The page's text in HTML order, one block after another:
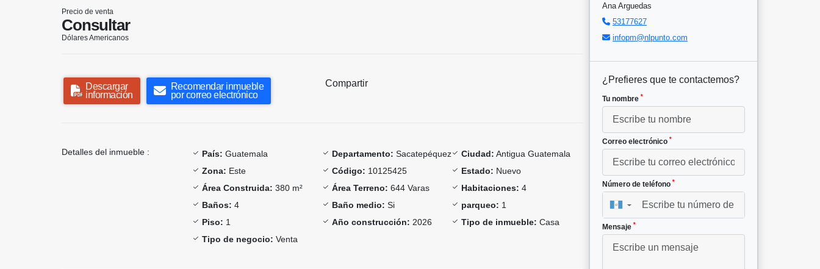
Precio de venta
Consultar
Dólares Americanos
Descargar
información
Recomendar inmueble
por correo electrónico
Compartir
Detalles del inmueble : País: Guatemala Departamento: Sacatepéquez Ciudad: Antigua Guatemala
Zona: Este Código: 10125425 Estado: Nuevo
Área Construida: 380 m² Área Terreno: 644 Varas Habitaciones: 4
Baños: 4 Baño medio: Si parqueo: 1
Piso: 1 Año construcción: 2026 Tipo de inmueble: Casa
Tipo de negocio: Venta
Ana Arguedas
53177627
infopm@nlpunto.com
¿Prefieres que te contactemos?
Tu nombre *
Correo electrónico *
Número de teléfono *
▼
Mensaje *